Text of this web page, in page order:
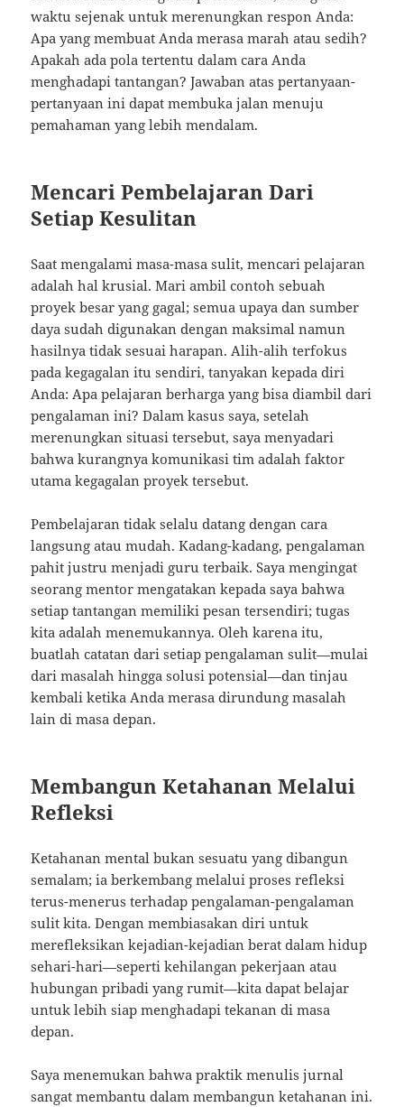
waktu sejenak untuk merenungkan respon Anda:
Apa yang membuat Anda merasa marah atau sedih?
Apakah ada pola tertentu dalam cara Anda
menghadapi tantangan? Jawaban atas pertanyaan-
pertanyaan ini dapat membuka jalan menuju
pemahaman yang lebih mendalam.
Mencari Pembelajaran Dari
Setiap Kesulitan
Saat mengalami masa-masa sulit, mencari pelajaran
adalah hal krusial. Mari ambil contoh sebuah
proyek besar yang gagal; semua upaya dan sumber
daya sudah digunakan dengan maksimal namun
hasilnya tidak sesuai harapan. Alih-alih terfokus
pada kegagalan itu sendiri, tanyakan kepada diri
Anda: Apa pelajaran berharga yang bisa diambil dari
pengalaman ini? Dalam kasus saya, setelah
merenungkan situasi tersebut, saya menyadari
bahwa kurangnya komunikasi tim adalah faktor
utama kegagalan proyek tersebut.
Pembelajaran tidak selalu datang dengan cara
langsung atau mudah. Kadang-kadang, pengalaman
pahit justru menjadi guru terbaik. Saya mengingat
seorang mentor mengatakan kepada saya bahwa
setiap tantangan memiliki pesan tersendiri; tugas
kita adalah menemukannya. Oleh karena itu,
buatlah catatan dari setiap pengalaman sulit—mulai
dari masalah hingga solusi potensial—dan tinjau
kembali ketika Anda merasa dirundung masalah
lain di masa depan.
Membangun Ketahanan Melalui
Refleksi
Ketahanan mental bukan sesuatu yang dibangun
semalam; ia berkembang melalui proses refleksi
terus-menerus terhadap pengalaman-pengalaman
sulit kita. Dengan membiasakan diri untuk
merefleksikan kejadian-kejadian berat dalam hidup
sehari-hari—seperti kehilangan pekerjaan atau
hubungan pribadi yang rumit—kita dapat belajar
untuk lebih siap menghadapi tekanan di masa
depan.
Saya menemukan bahwa praktik menulis jurnal
sangat membantu dalam membangun ketahanan ini.